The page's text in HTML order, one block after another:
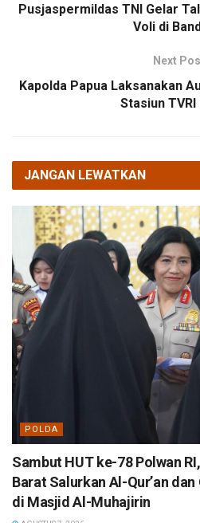
Pusjaspermildas TNI Gelar
Voli di
Next
Kapolda Papua Laksanakan
Stasiun TVRI
JANGAN LEWATKAN
POLDA
Sambut HUT ke-78 Polwan
Barat Salurkan Al-Qur’an
di Masjid Al-Muhajirin